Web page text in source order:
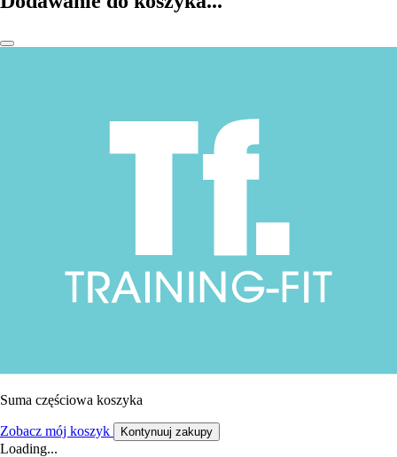
Suma częściowa koszyka
Zobacz mój koszyk Kontynuuj zakupy
Loading...